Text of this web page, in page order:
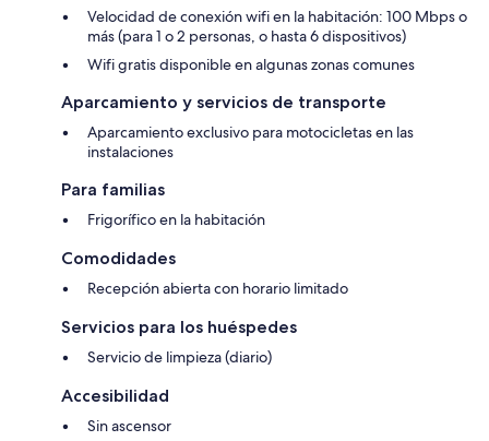
Velocidad de conexión wifi en la habitación: 100 Mbps o
más (para 1 o 2 personas, o hasta 6 dispositivos)
Wifi gratis disponible en algunas zonas comunes
Aparcamiento y servicios de transporte
Aparcamiento exclusivo para motocicletas en las
instalaciones
Para familias
Frigorífico en la habitación
Comodidades
Recepción abierta con horario limitado
Servicios para los huéspedes
Servicio de limpieza (diario)
Accesibilidad
Sin ascensor